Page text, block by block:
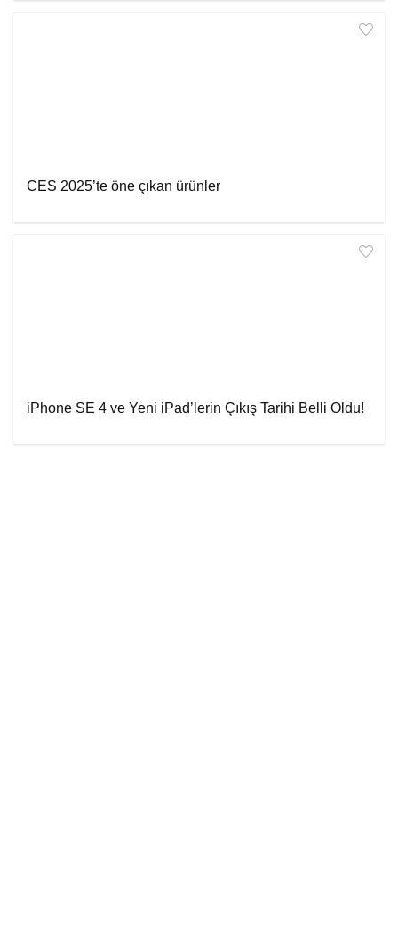
CES 2025’te öne çıkan ürünler
iPhone SE 4 ve Yeni iPad’lerin Çıkış Tarihi Belli Oldu!